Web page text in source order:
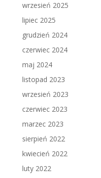
wrzesień 2025
lipiec 2025
grudzień 2024
czerwiec 2024
maj 2024
listopad 2023
wrzesień 2023
czerwiec 2023
marzec 2023
sierpień 2022
kwiecień 2022
luty 2022